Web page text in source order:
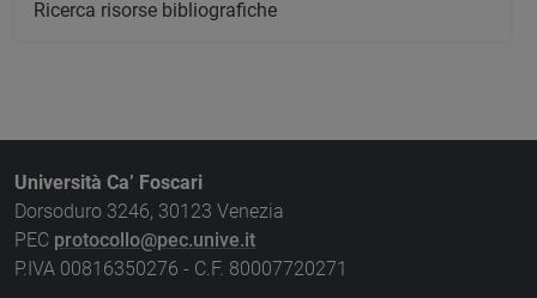
Ricerca risorse bibliografiche
Università Ca’ Foscari
Dorsoduro 3246, 30123 Venezia
PEC protocollo@pec.unive.it
P.IVA 00816350276 - C.F. 80007720271